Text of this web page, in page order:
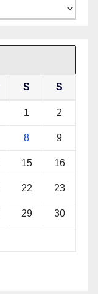
S S
1 2
8 9
15 16
22 23
29 30